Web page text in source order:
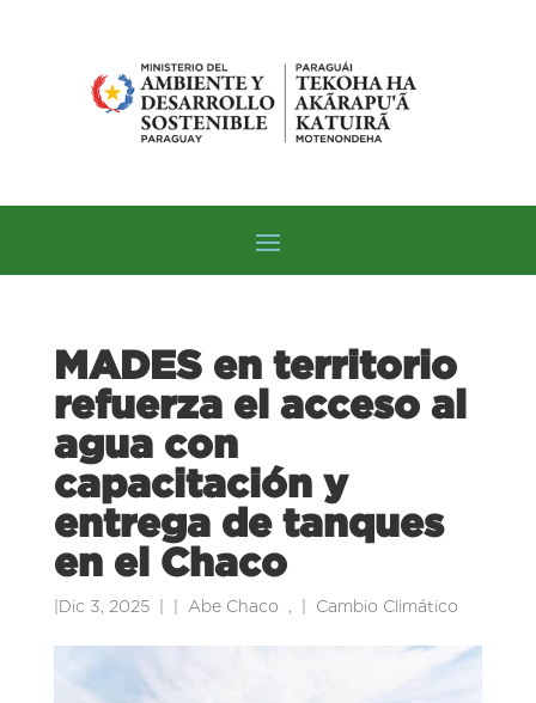
MADES en territorio
refuerza el acceso al
agua con
capacitación y
entrega de tanques
en el Chaco
Dic 3, 2025 Abe Chaco , Cambio Climático